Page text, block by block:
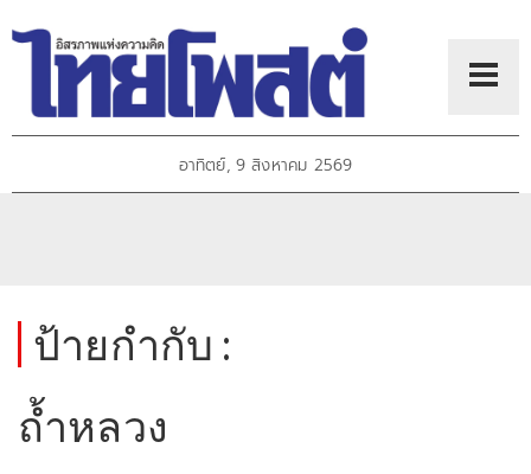
อาทิตย์, 9 สิงหาคม 2569
ป้ายกำกับ :
ถ้ำหลวง